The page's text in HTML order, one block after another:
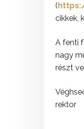
(
cikkek,
A fenti
nagy
részt
rektor